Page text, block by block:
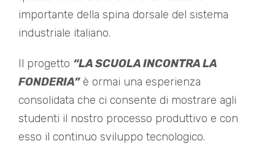
importante della spina dorsale del sistema
industriale italiano.
Il progetto “LA SCUOLA INCONTRA LA
FONDERIA”è ormai una esperienza
consolidata che ci consente di mostrare agli
studenti il nostro processo produttivo e con
esso il continuo sviluppo tecnologico.